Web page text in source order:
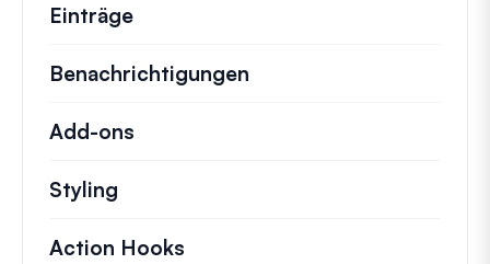
Einträge
Benachrichtigungen
Add-ons
Styling
Action Hooks